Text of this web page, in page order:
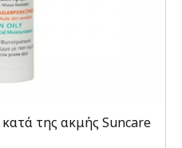
της ακμής Suncare